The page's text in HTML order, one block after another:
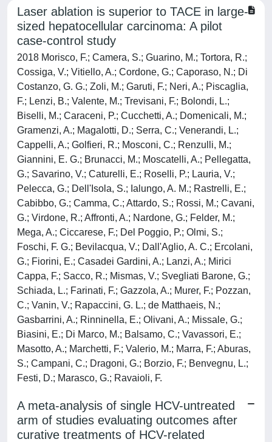
Laser ablation is superior to TACE in large-
sized hepatocellular carcinoma: A pilot
case-control study
2018 Morisco, F.; Camera, S.; Guarino, M.; Tortora, R.;
Cossiga, V.; Vitiello, A.; Cordone, G.; Caporaso, N.; Di
Costanzo, G. G.; Zoli, M.; Garuti, F.; Neri, A.; Piscaglia,
F.; Lenzi, B.; Valente, M.; Trevisani, F.; Bolondi, L.;
Biselli, M.; Caraceni, P.; Cucchetti, A.; Domenicali, M.;
Gramenzi, A.; Magalotti, D.; Serra, C.; Venerandi, L.;
Cappelli, A.; Golfieri, R.; Mosconi, C.; Renzulli, M.;
Giannini, E. G.; Brunacci, M.; Moscatelli, A.; Pellegatta,
G.; Savarino, V.; Caturelli, E.; Roselli, P.; Lauria, V.;
Pelecca, G.; Dell'Isola, S.; Ialungo, A. M.; Rastrelli, E.;
Cabibbo, G.; Camma, C.; Attardo, S.; Rossi, M.; Cavani,
G.; Virdone, R.; Affronti, A.; Nardone, G.; Felder, M.;
Mega, A.; Ciccarese, F.; Del Poggio, P.; Olmi, S.;
Foschi, F. G.; Bevilacqua, V.; Dall'Aglio, A. C.; Ercolani,
G.; Fiorini, E.; Casadei Gardini, A.; Lanzi, A.; Mirici
Cappa, F.; Sacco, R.; Mismas, V.; Svegliati Barone, G.;
Schiada, L.; Farinati, F.; Gazzola, A.; Murer, F.; Pozzan,
C.; Vanin, V.; Rapaccini, G. L.; de Matthaeis, N.;
Gasbarrini, A.; Rinninella, E.; Olivani, A.; Missale, G.;
Biasini, E.; Di Marco, M.; Balsamo, C.; Vavassori, E.;
Masotto, A.; Marchetti, F.; Valerio, M.; Marra, F.; Aburas,
S.; Campani, C.; Dragoni, G.; Borzio, F.; Benvegnu, L.;
Festi, D.; Marasco, G.; Ravaioli, F.
A meta-analysis of single HCV-untreated
arm of studies evaluating outcomes after
curative treatments of HCV-related